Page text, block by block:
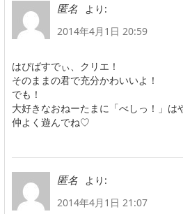
匿名
より:
2014年4月1日 20:59
はぴばすでぃ、クリエ！
そのままの君で充分かわいいよ！
でも！
大好きなおねーたまに「べしっ！」は
仲よく遊んでね♡
匿名
より:
2014年4月1日 21:07